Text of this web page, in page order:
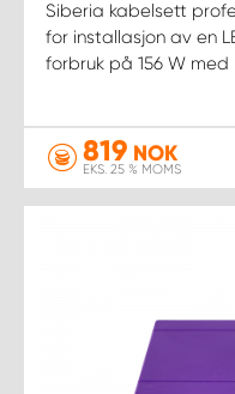
Siberia kabelsett
for installasjon av en
forbruk på 156 W med
819 NOK
EKS. 25 % MOMS